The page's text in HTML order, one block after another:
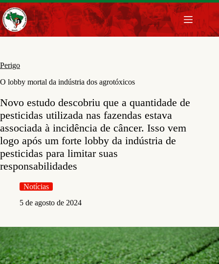
Pular
para
o
conteúdo
Perigo
O lobby mortal da indústria dos agrotóxicos
Novo estudo descobriu que a quantidade de
pesticidas utilizada nas fazendas estava
associada à incidência de câncer. Isso vem
logo após um forte lobby da indústria de
pesticidas para limitar suas
responsabilidades
Notícias
5 de agosto de 2024